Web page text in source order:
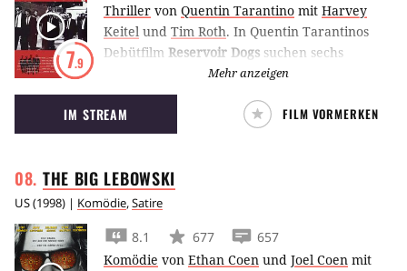
7.9
Thriller von Quentin Tarantino mit Harvey
Keitel und Tim Roth. In Quentin Tarantinos
Debütfilm Reservoir Dogs suchen sechs
Gangster nach einem verpatzten Überfall den
Verräter in den eigenen Reihen.
Mehr anzeigen
IM STREAM FILM VORMERKEN
THE BIG LEBOWSKI
US(1998) | Komödie,Satire
8.1 677
657
Komödie von Ethan Coen und Joel Coen mit